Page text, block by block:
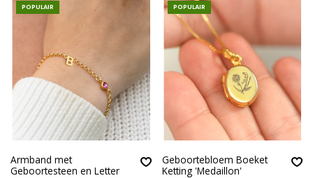
POPULAIR
Armband met
Geboortesteen en Letter
POPULAIR
Geboortebloem Boeket
Ketting 'Medaillon'